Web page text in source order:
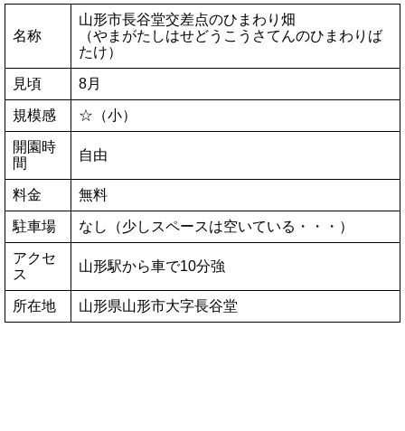
名称
山形市長谷堂交差点のひまわり畑
（やまがたしはせどうこうさてんのひまわりば
たけ）
見頃 8月
規模感 ☆（小）
開園時
間
自由
料金 無料
駐車場 なし（少しスペースは空いている・・・）
アクセ
ス
山形駅から車で10分強
所在地 山形県山形市大字長谷堂